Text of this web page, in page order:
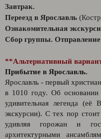
Завтрак.
Переезд в Ярославль
Ознакомительная
Сбор группы.
**Альтернативный
Прибытие в Ярославль.
Ярославль - первый
в 1010 году. Об
удивительная легенда
экскурсии). С тех пор
удивляя горожан и
архитектурными